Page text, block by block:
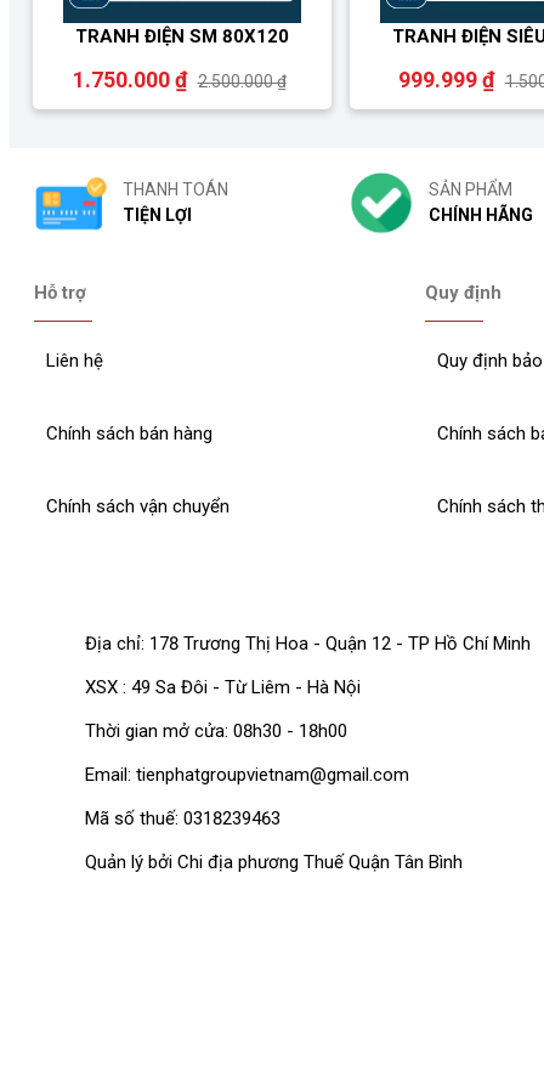
TRANH ĐIỆN SM 80X120
1.750.000 ₫ 2.500.000 ₫
TRANH ĐIỆN
999.999 ₫
THANH TOÁN
TIỆN LỢI
SẢN PHẨM
CHÍNH HÃNG
Hỗ trợ Quy định
Liên hệ Quy định
Chính sách bán hàng
Chính sách vận chuyển
Chính sách
Chính sách
Địa chỉ: 178 Trương Thị Hoa - Quận 12 - TP Hồ Chí Minh
XSX : 49 Sa Đôi - Từ Liêm - Hà Nội
Thời gian mở cửa: 08h30 - 18h00
Email: tienphatgroupvietnam@gmail.com
Mã số thuế: 0318239463
Quản lý bởi Chi địa phương Thuế Quận Tân Bình